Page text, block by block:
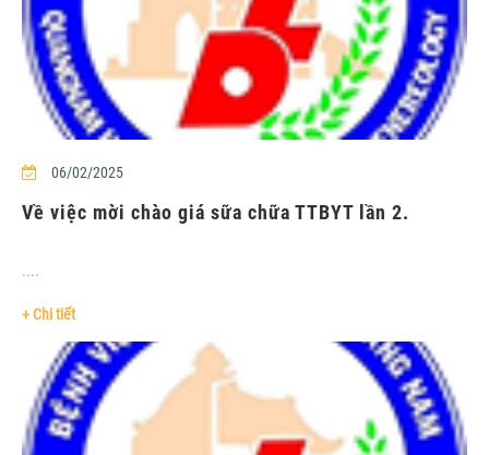
06/02/2025
Về việc mời chào giá sữa chữa TTBYT lần 2.
....
+ Chi tiết